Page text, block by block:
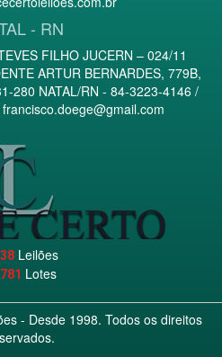
- RN
FILHO JUCERN – 024/11
ARTUR BERNARDES, 779B,
280 NATAL/RN - 84-3223-4146 /
francisco.doege@gmail.com
38 Leilões
781 Lotes
- Desde 1998. Todos os direitos